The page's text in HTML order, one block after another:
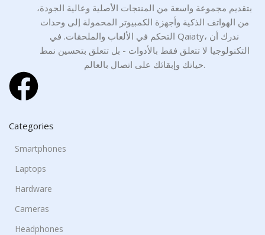
بتقديم مجموعة واسعة من المنتجات الأصلية وعالية الجودة،
من الهواتف الذكية وأجهزة الكمبيوتر المحمولة إلى وحدات
التحكم في الألعاب والملحقات. في Qaiaty، ندرك أن
التكنولوجيا لا تتعلق فقط بالأدوات - بل تتعلق بتحسين نمط
حياتك وإبقائك على اتصال بالعالم.
Categories
Smartphones
Laptops
Hardware
Cameras
Headphones